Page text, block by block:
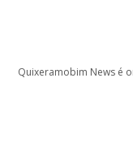
Quixeramobim News é